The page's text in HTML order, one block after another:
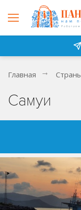
Главная
Самуи